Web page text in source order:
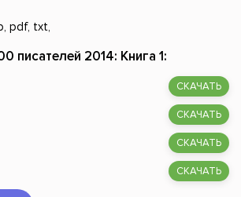
pdf, txt,
писателей 2014: Книга 1:
СКАЧАТЬ
СКАЧАТЬ
СКАЧАТЬ
СКАЧАТЬ